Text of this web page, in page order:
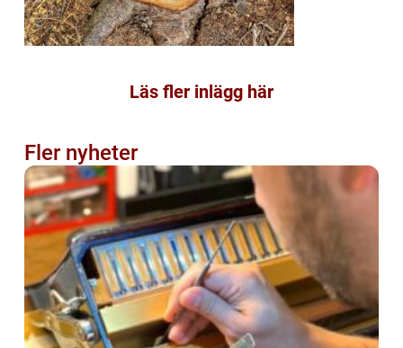
Läs fler inlägg här
Fler nyheter